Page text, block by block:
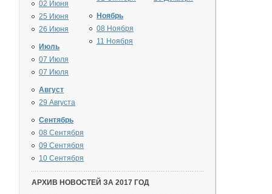
02 Июня
25 Июня
26 Июня
Июль
07 Июля
07 Июля
Август
29 Августа
Сентябрь
08 Сентября
09 Сентября
10 Сентября
Ноябрь
08 Ноября
11 Ноября
АРХИВ НОВОСТЕЙ ЗА 2017 ГОД